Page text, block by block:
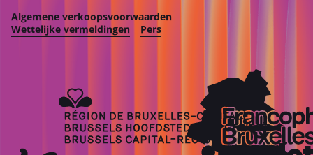
Algemene verkoopsvoorwaarden
Wettelijke vermeldingen
Pers